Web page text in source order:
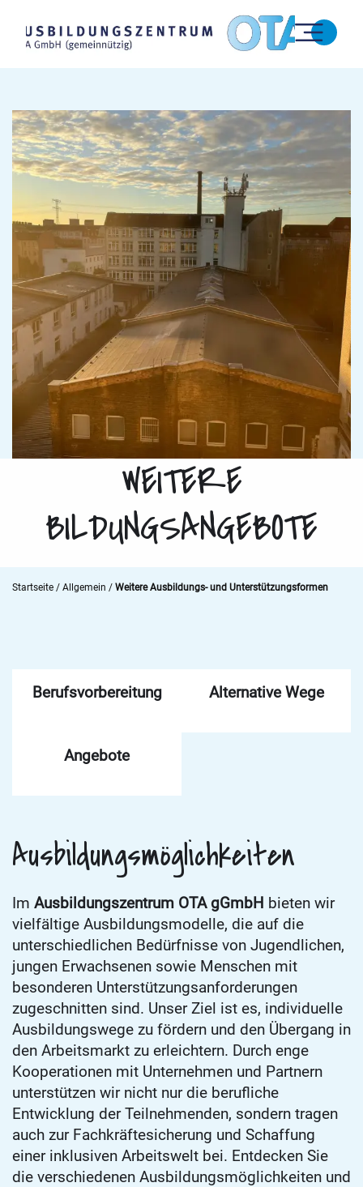
WEITERE
BILDUNGSANGEBOTE
Startseite / Allgemein / Weitere Ausbildungs- und Unterstützungsformen
Berufsvorbereitung Alternative Wege
Angebote
Ausbildungsmöglichkeiten
Im Ausbildungszentrum OTA gGmbH bieten wir
vielfältige Ausbildungsmodelle, die auf die
unterschiedlichen Bedürfnisse von Jugendlichen,
jungen Erwachsenen sowie Menschen mit
besonderen Unterstützungsanforderungen
zugeschnitten sind. Unser Ziel ist es, individuelle
Ausbildungswege zu fördern und den Übergang in
den Arbeitsmarkt zu erleichtern. Durch enge
Kooperationen mit Unternehmen und Partnern
unterstützen wir nicht nur die berufliche
Entwicklung der Teilnehmenden, sondern tragen
auch zur Fachkräftesicherung und Schaffung
einer inklusiven Arbeitswelt bei. Entdecken Sie
die verschiedenen Ausbildungsmöglichkeiten und